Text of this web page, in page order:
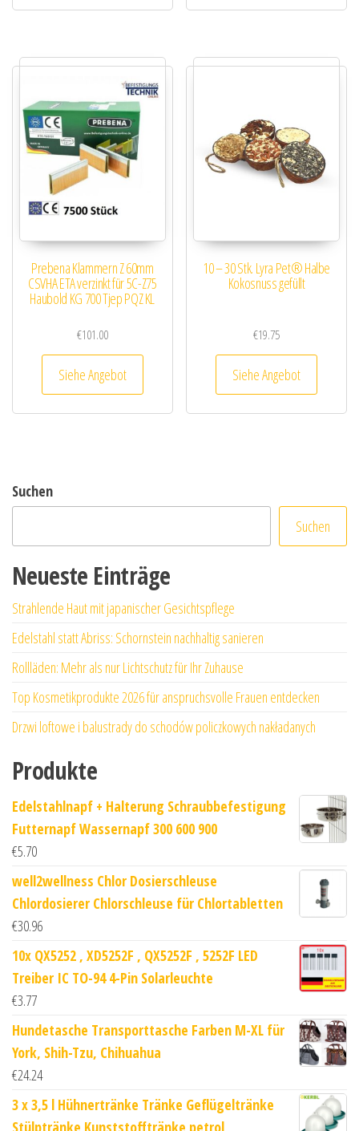
Prebena Klammern Z 60mm
CSVHA ETA verzinkt für 5C-Z75
Haubold KG 700 Tjep PQZ KL
€101.00
Siehe Angebot
10 – 30 Stk. Lyra Pet® Halbe
Kokosnuss gefüllt
€19.75
Siehe Angebot
Suchen
Suchen
Neueste Einträge
Strahlende Haut mit japanischer Gesichtspflege
Edelstahl statt Abriss: Schornstein nachhaltig sanieren
Rollläden: Mehr als nur Lichtschutz für Ihr Zuhause
Top Kosmetikprodukte 2026 für anspruchsvolle Frauen entdecken
Drzwi loftowe i balustrady do schodów policzkowych nakładanych
Produkte
Edelstahlnapf + Halterung Schraubbefestigung
Futternapf Wassernapf 300 600 900
€5.70
well2wellness Chlor Dosierschleuse
Chlordosierer Chlorschleuse für Chlortabletten
€30.96
10x QX5252 , XD5252F , QX5252F , 5252F LED
Treiber IC TO-94 4-Pin Solarleuchte
€3.77
Hundetasche Transporttasche Farben M-XL für
York, Shih-Tzu, Chihuahua
€24.24
3 x 3,5 l Hühnertränke Tränke Geflügeltränke